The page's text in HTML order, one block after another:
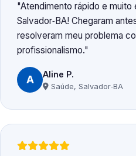
Atendimento rápido e muito
Salvador‑BA! Chegaram
resolveram meu problema
profissionalismo.
A Aline P.
Saúde, Salvador‑BA